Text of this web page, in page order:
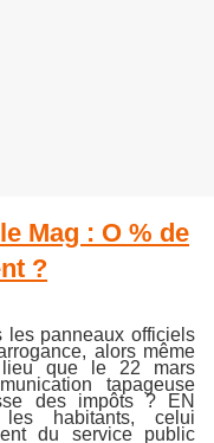
Mag : O % de
?
les panneaux officiels
alors même
que le 22 mars
tapageuse
se des impôts ? EN
habitants, celui
du service public